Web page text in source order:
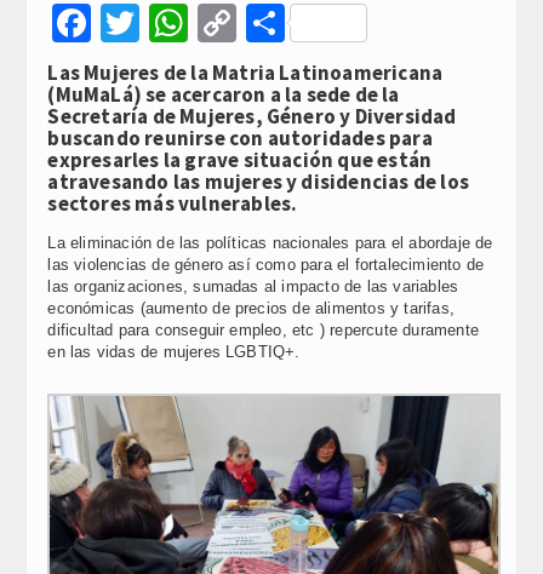
Facebook
Twitter
WhatsApp
Copy
Link
Compartir
Las Mujeres de la Matria Latinoamericana
(MuMaLá) se acercaron a la sede de la
Secretaría de Mujeres, Género y Diversidad
buscando reunirse con autoridades para
expresarles la grave situación que están
atravesando las mujeres y disidencias de los
sectores más vulnerables.
La eliminación de las políticas nacionales para el abordaje de
las violencias de género así como para el fortalecimiento de
las organizaciones, sumadas al impacto de las variables
económicas (aumento de precios de alimentos y tarifas,
dificultad para conseguir empleo, etc ) repercute duramente
en las vidas de mujeres LGBTIQ+.